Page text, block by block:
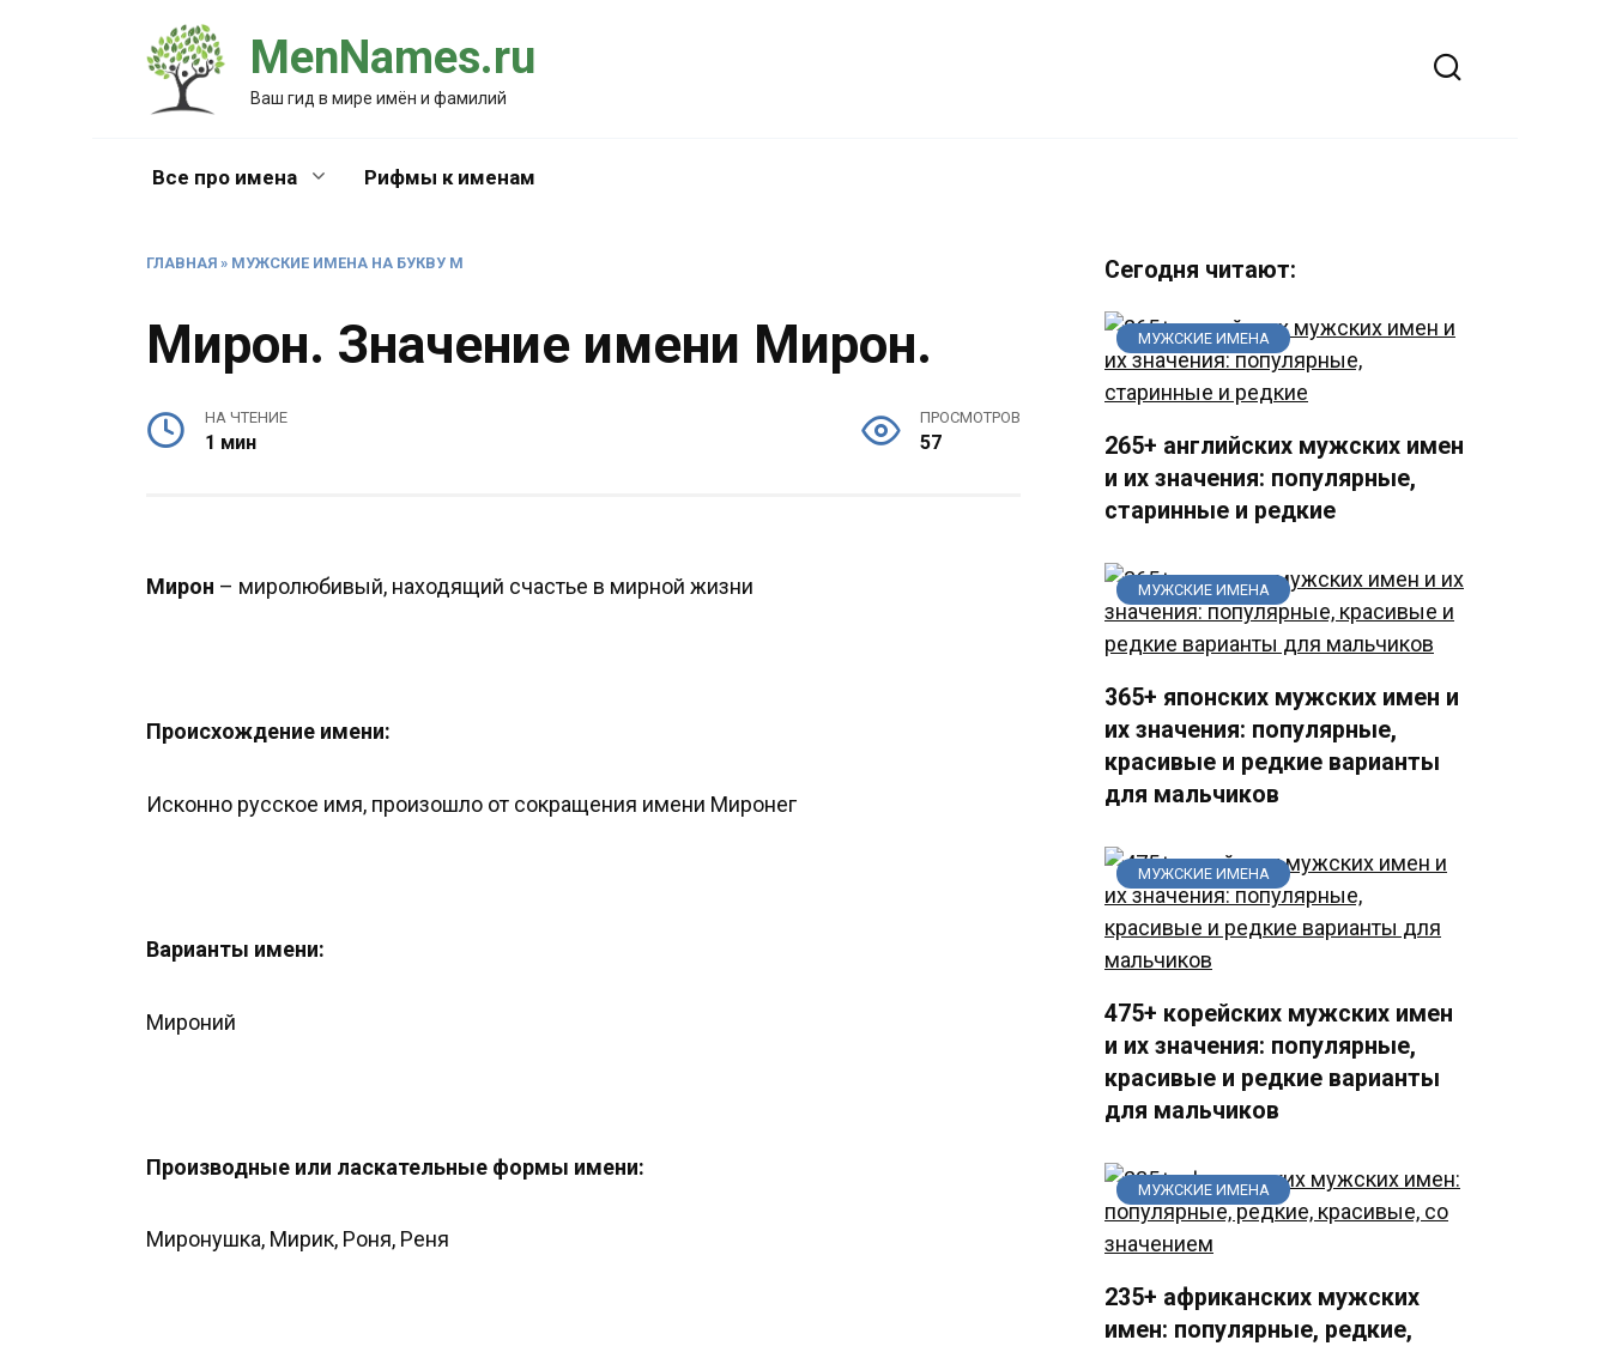
MenNames.ru
Ваш гид в мире имён и фамилий
Все про имена Рифмы к именам
ГЛАВНАЯ » МУЖСКИЕ ИМЕНА НА БУКВУ М
Мирон. Значение имени Мирон.
НА ЧТЕНИЕ
1 мин
ПРОСМОТРОВ
57
Мирон – миролюбивый, находящий счастье в мирной жизни
Происхождение имени:
Исконно русское имя, произошло от сокращения имени Миронег
Варианты имени:
Мироний
Производные или ласкательные формы имени:
Миронушка, Мирик, Роня, Реня
Сегодня читают:
МУЖСКИЕ ИМЕНА
265+ английских мужских имен
и их значения: популярные,
старинные и редкие
МУЖСКИЕ ИМЕНА
365+ японских мужских имен и
их значения: популярные,
красивые и редкие варианты
для мальчиков
МУЖСКИЕ ИМЕНА
475+ корейских мужских имен
и их значения: популярные,
красивые и редкие варианты
для мальчиков
МУЖСКИЕ ИМЕНА
235+ африканских мужских
имен: популярные, редкие,